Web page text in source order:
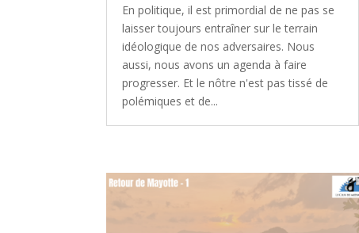
En politique, il est primordial de ne pas se
laisser toujours entraîner sur le terrain
idéologique de nos adversaires. Nous
aussi, nous avons un agenda à faire
progresser. Et le nôtre n'est pas tissé de
polémiques et de...